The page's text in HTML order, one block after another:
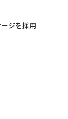
ジを採用